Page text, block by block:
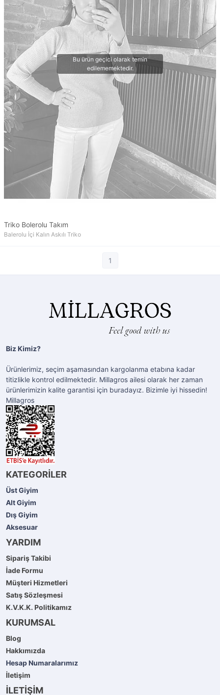
Triko Bolerolu Takım
Balerolu İçi Kalın Askılı Triko
1
Biz Kimiz?
Ürünlerimiz, seçim aşamasından kargolanma etabına kadar
titizlikle kontrol edilmektedir. Millagros ailesi olarak her zaman
ürünlerimizin kalite garantisi için buradayız. Bizimle iyi hissedin!
Millagros
KATEGORİLER
Üst Giyim
Alt Giyim
Dış Giyim
Aksesuar
YARDIM
Sipariş Takibi
İade Formu
Müşteri Hizmetleri
Satış Sözleşmesi
K.V.K.K. Politikamız
KURUMSAL
Blog
Hakkımızda
Hesap Numaralarımız
İletişim
İLETİŞİM